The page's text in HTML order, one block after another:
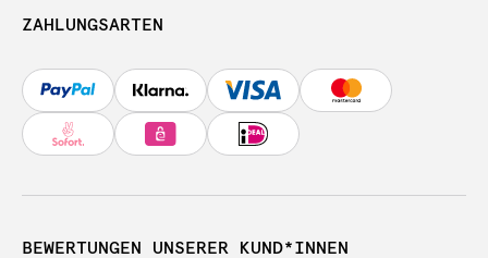
ZAHLUNGSARTEN
BEWERTUNGEN UNSERER KUND*INNEN